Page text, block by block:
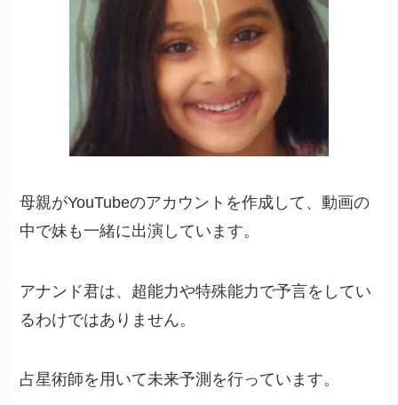
母親がYouTubeのアカウントを作成して、動画の
中で妹も一緒に出演しています。
アナンド君は、超能力や特殊能力で予言をしてい
るわけではありません。
占星術師を用いて未来予測を行っています。